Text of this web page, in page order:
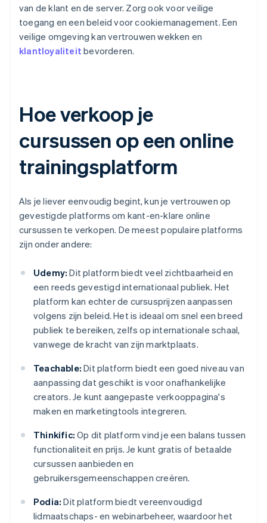
van de klant en de server. Zorg ook voor veilige
toegang en een beleid voor cookiemanagement. Een
veilige omgeving kan vertrouwen wekken en
klantloyaliteit bevorderen.
Hoe verkoop je
cursussen op een online
trainingsplatform
Als je liever eenvoudig begint, kun je vertrouwen op
gevestigde platforms om kant-en-klare online
cursussen te verkopen. De meest populaire platforms
zijn onder andere:
Udemy: Dit platform biedt veel zichtbaarheid en
een reeds gevestigd internationaal publiek. Het
platform kan echter de cursusprijzen aanpassen
volgens zijn beleid. Het is ideaal om snel een breed
publiek te bereiken, zelfs op internationale schaal,
vanwege de kracht van zijn marktplaats.
Teachable: Dit platform biedt een goed niveau van
aanpassing dat geschikt is voor onafhankelijke
creators. Je kunt aangepaste verkooppagina's
maken en marketingtools integreren.
Thinkific: Op dit platform vind je een balans tussen
functionaliteit en prijs. Je kunt gratis of betaalde
cursussen aanbieden en
gebruikersgemeenschappen creëren.
Podia: Dit platform biedt vereenvoudigd
lidmaatschaps- en webinarbeheer, waardoor het